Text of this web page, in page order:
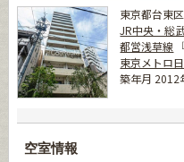
東京都台東
JR中央・総
都営浅草線
東京メトロ
築年月 2012
空室情報